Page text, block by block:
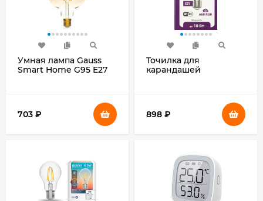
Умная лампа Gauss
Smart Home G95 E27
703 ₽
Точилка для
карандашей
898 ₽